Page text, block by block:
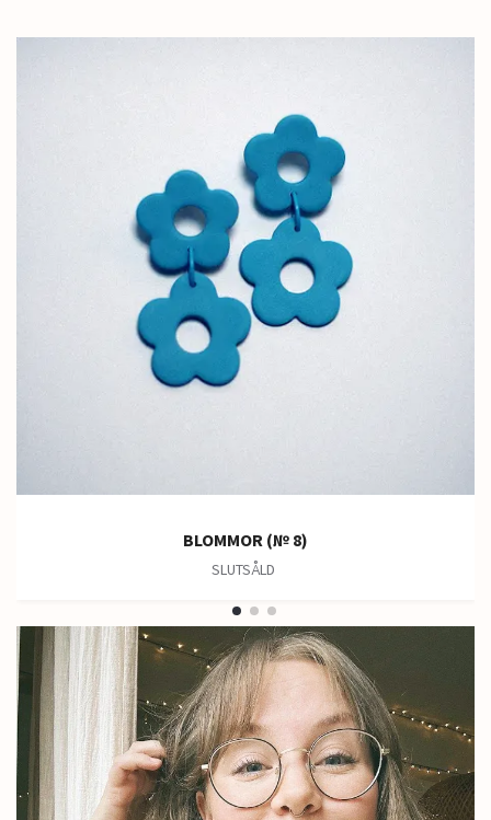
BLOMMOR (№ 8)
SLUTSÅLD